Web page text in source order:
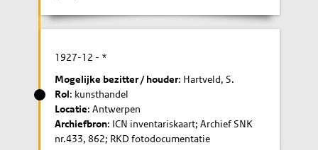
1927-12 - *
Mogelijke bezitter / houder: Hartveld, S.
Rol: kunsthandel
Locatie: Antwerpen
Archiefbron: ICN inventariskaart; Archief SNK
nr.433, 862; RKD fotodocumentatie